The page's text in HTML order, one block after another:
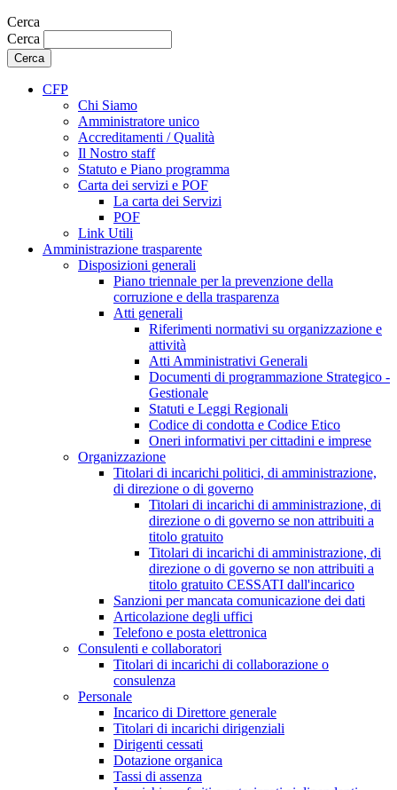
Cerca
Cerca
CFP
Chi Siamo
Amministratore unico
Accreditamenti / Qualità
Il Nostro staff
Statuto e Piano programma
Carta dei servizi e POF
La carta dei Servizi
POF
Link Utili
Amministrazione trasparente
Disposizioni generali
Piano triennale per la prevenzione della
corruzione e della trasparenza
Atti generali
Riferimenti normativi su organizzazione e
attività
Atti Amministrativi Generali
Documenti di programmazione Strategico -
Gestionale
Statuti e Leggi Regionali
Codice di condotta e Codice Etico
Oneri informativi per cittadini e imprese
Organizzazione
Titolari di incarichi politici, di amministrazione,
di direzione o di governo
Titolari di incarichi di amministrazione, di
direzione o di governo se non attribuiti a
titolo gratuito
Titolari di incarichi di amministrazione, di
direzione o di governo se non attribuiti a
titolo gratuito CESSATI dall'incarico
Sanzioni per mancata comunicazione dei dati
Articolazione degli uffici
Telefono e posta elettronica
Consulenti e collaboratori
Titolari di incarichi di collaborazione o
consulenza
Personale
Incarico di Direttore generale
Titolari di incarichi dirigenziali
Dirigenti cessati
Dotazione organica
Tassi di assenza